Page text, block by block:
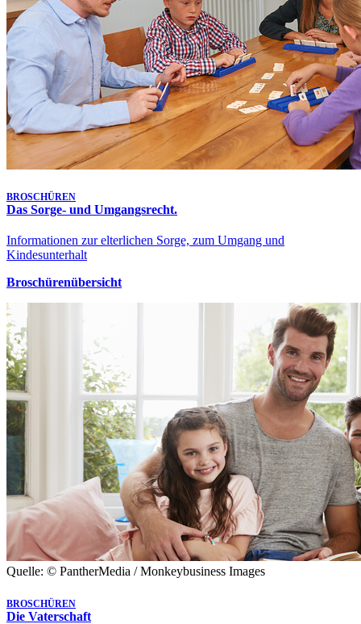
BROSCHÜREN
Das Sorge- und Umgangsrecht.
Informationen zur elterlichen Sorge, zum Umgang und
Kindesunterhalt
Broschürenübersicht
Quelle: © PantherMedia / Monkeybusiness Images
BROSCHÜREN
Die Vaterschaft